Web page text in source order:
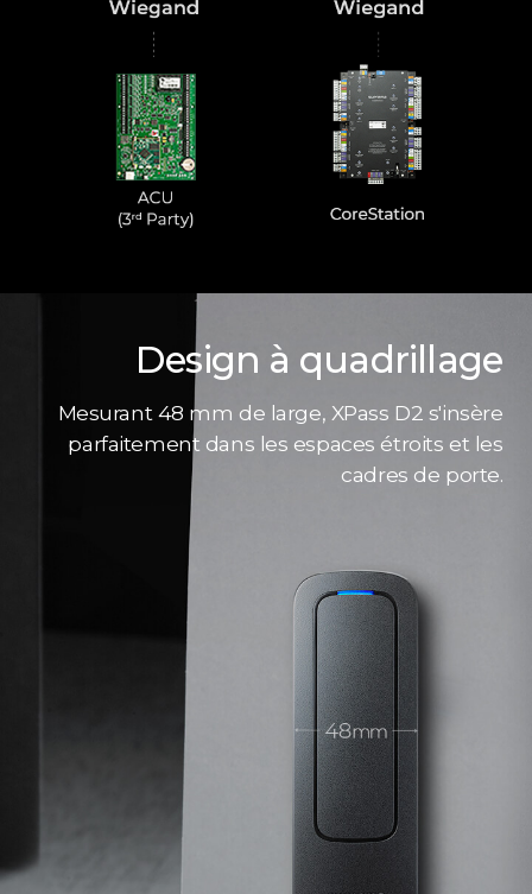
Design à quadrillage
Mesurant 48 mm de large, XPass D2 s'insère
parfaitement dans les espaces étroits et les
cadres de porte.